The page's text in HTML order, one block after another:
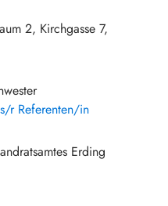
2 Kirchgasse 7
r Referenten/in
Erding